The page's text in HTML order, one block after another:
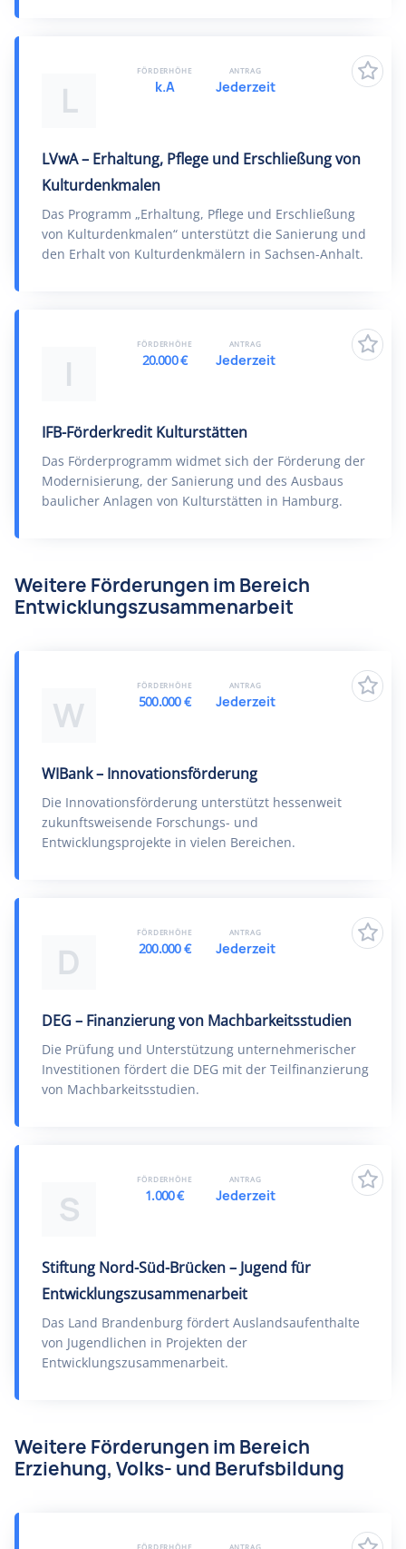
L
LVwA – Erhaltung, Pflege und Erschließung von
Kulturdenkmalen
Das Programm „Erhaltung, Pflege und Erschließung
von Kulturdenkmalen“ unterstützt die Sanierung und
den Erhalt von Kulturdenkmälern in Sachsen-Anhalt.
FÖRDERHÖHE
k.A
ANTRAG
Jederzeit
I
IFB-Förderkredit Kulturstätten
Das Förderprogramm widmet sich der Förderung der
Modernisierung, der Sanierung und des Ausbaus
baulicher Anlagen von Kulturstätten in Hamburg.
FÖRDERHÖHE
20.000 €
ANTRAG
Jederzeit
Weitere Förderungen im Bereich
Entwicklungszusammenarbeit
W
WIBank – Innovationsförderung
Die Innovationsförderung unterstützt hessenweit
zukunftsweisende Forschungs- und
Entwicklungsprojekte in vielen Bereichen.
FÖRDERHÖHE
500.000 €
ANTRAG
Jederzeit
D
DEG – Finanzierung von Machbarkeitsstudien
Die Prüfung und Unterstützung unternehmerischer
Investitionen fördert die DEG mit der Teilfinanzierung
von Machbarkeitsstudien.
FÖRDERHÖHE
200.000 €
ANTRAG
Jederzeit
S
Stiftung Nord-Süd-Brücken – Jugend für
Entwicklungszusammenarbeit
Das Land Brandenburg fördert Auslandsaufenthalte
von Jugendlichen in Projekten der
Entwicklungszusammenarbeit.
FÖRDERHÖHE
1.000 €
ANTRAG
Jederzeit
Weitere Förderungen im Bereich
Erziehung, Volks- und Berufsbildung
FÖRDERHÖHE ANTRAG